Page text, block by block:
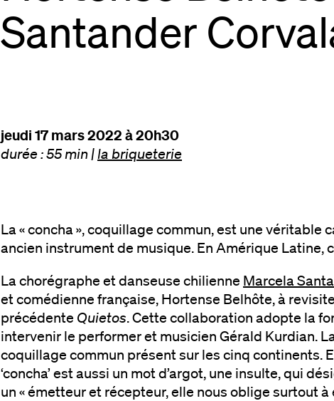
Santander
jeudi 17 mars 2022 à 20h30
durée : 55 min | la briqueterie
La « concha », coquillage commun, est une véritable
ancien instrument de musique. En Amérique Latine,
La chorégraphe et danseuse chilienne Marcela
et comédienne française, Hortense Belhôte, à
précédente Quietos. Cette collaboration adopte la
intervenir le performer et musicien Gérald Kurdian.
coquillage commun présent sur les cinq continents.
‘concha’ est aussi un mot d’argot, une insulte, qui
un « émetteur et récepteur, elle nous oblige surtout